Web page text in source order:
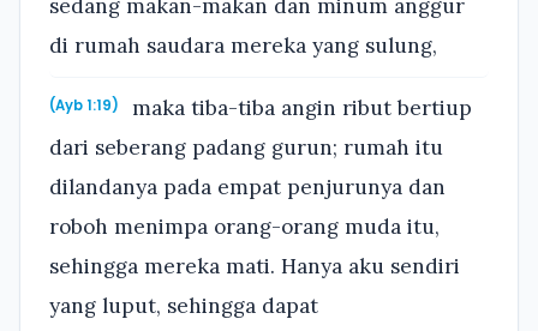
sedang makan-makan dan minum anggur
di rumah saudara mereka yang sulung,
(Ayb 1:19)
maka tiba-tiba angin ribut bertiup
dari seberang padang gurun; rumah itu
dilandanya pada empat penjurunya dan
roboh menimpa orang-orang muda itu,
sehingga mereka mati. Hanya aku sendiri
yang luput, sehingga dapat